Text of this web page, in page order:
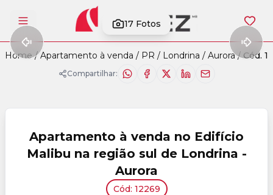
Abrir menu 17 Fotos
Home / Apartamento à venda / PR / Londrina / Aurora / Cód.
Compartilhar:
Apartamento à venda no Edifício
Malibu na região sul de Londrina -
Aurora
Cód: 12269